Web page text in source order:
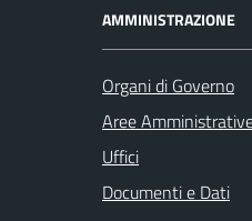
AMMINISTRAZIONE
Organi di Governo
Aree
Uffici
Documenti e Dati